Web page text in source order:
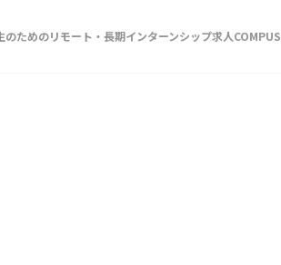
のためのリモート・長期インターンシップ求人COMPUS